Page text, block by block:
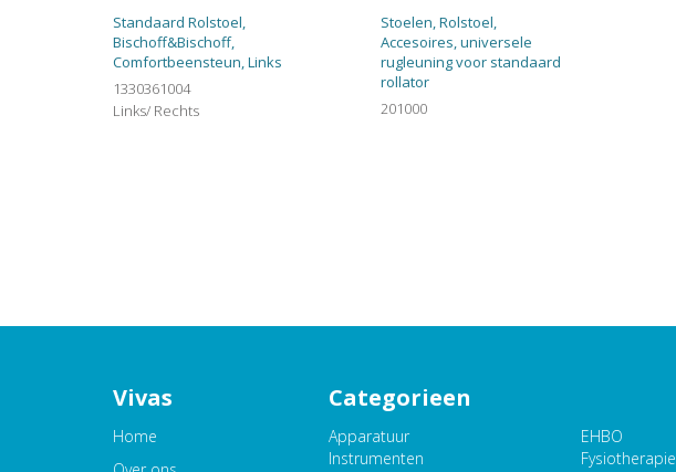
Standaard Rolstoel,
Bischoff&Bischoff,
Comfortbeensteun, Links
1330361004
Links/ Rechts
Stoelen, Rolstoel,
Accesoires, universele
rugleuning voor standaard
rollator
201000
Vivas
Home
Categorieen
Apparatuur
Instrumenten
EHBO
Fysiotherapie